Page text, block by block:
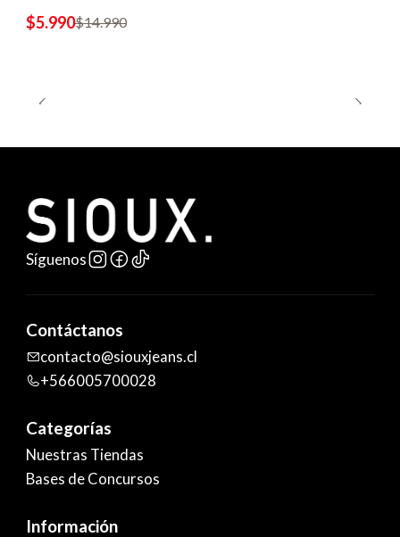
$5.990$14.990
Síguenos
Contáctanos
contacto@siouxjeans.cl
+566005700028
Categorías
Nuestras Tiendas
Bases de Concursos
Información